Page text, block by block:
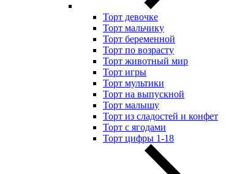
Торт девочке
Торт мальчику
Торт беременной
Торт по возрасту
Торт животный мир
Торт игры
Торт мультики
Торт на выпускной
Торт малышу
Торт из сладостей и конфет
Торт с ягодами
Торт цифры 1-18